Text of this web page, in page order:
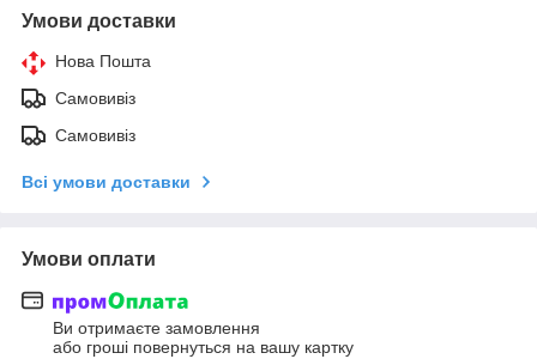
Умови доставки
Нова Пошта
Самовивіз
Самовивіз
Всі умови доставки
Умови оплати
Ви отримаєте замовлення
або гроші повернуться на вашу картку